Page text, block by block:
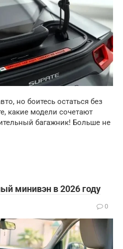
но боитесь остаться без
какие модели сочетают
багажник! Больше не
минивэн в 2026 году
0